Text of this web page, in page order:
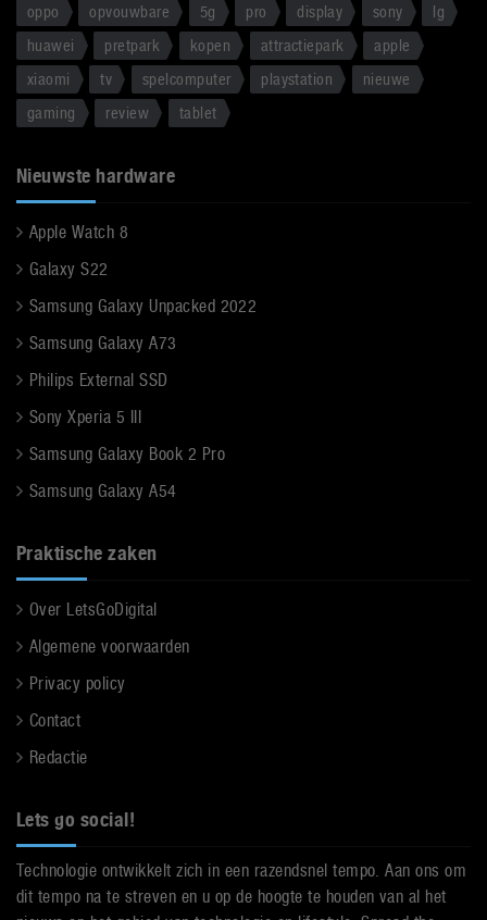
oppo
opvouwbare 5g pro display sony
lg
huawei
pretpark kopen attractiepark
apple
xiaomi
tv spelcomputer playstation
nieuwe
gaming
review tablet
Nieuwste hardware
Apple Watch 8
Galaxy S22
Samsung Galaxy Unpacked 2022
Samsung Galaxy A73
Philips External SSD
Sony Xperia 5 III
Samsung Galaxy Book 2 Pro
Samsung Galaxy A54
Praktische zaken
Over LetsGoDigital
Algemene voorwaarden
Privacy policy
Contact
Redactie
Lets go social!
Technologie ontwikkelt zich in een razendsnel tempo. Aan ons om
dit tempo na te streven en u op de hoogte te houden van al het